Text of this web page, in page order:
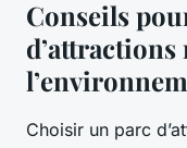
Conseils
Choisir un parc